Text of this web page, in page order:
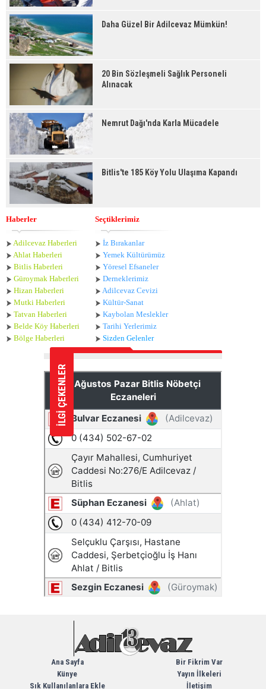
Daha Güzel Bir Adilcevaz Mümkün!
20 Bin Sözleşmeli Sağlık Personeli
Alınacak
Nemrut Dağı'nda Karla Mücadele
Bitlis'te 185 Köy Yolu Ulaşıma Kapandı
Haberler
Adilcevaz Haberleri
Ahlat Haberleri
Bitlis Haberleri
Güroymak Haberleri
Hizan Haberleri
Mutki Haberleri
Tatvan Haberleri
Belde Köy Haberleri
Bölge Haberleri
Seçtiklerimiz
İz Bırakanlar
Yemek Kültürümüz
Yöresel Efsaneler
Derneklerimiz
Adilcevaz Cevizi
Kültür-Sanat
Kaybolan Meslekler
Tarihi Yerlerimiz
Sizden Gelenler
İLGİ ÇEKENLER
Ana Sayfa
Künye
Sık Kullanılanlara Ekle
Bir Fikrim Var
Yayın İlkeleri
İletişim